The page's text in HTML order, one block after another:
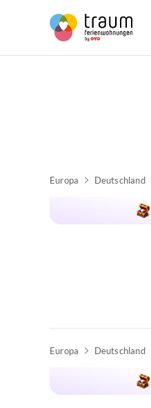
Europa Deutschland
Europa Deutschland